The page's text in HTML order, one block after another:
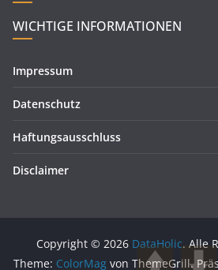
WICHTIGE INFORMATIONEN
Impressum
Datenschutz
Haftungsausschluss
Disclaimer
Copyright © 2026 DataHolic. Alle
Theme: ColorMag von ThemeGrill.